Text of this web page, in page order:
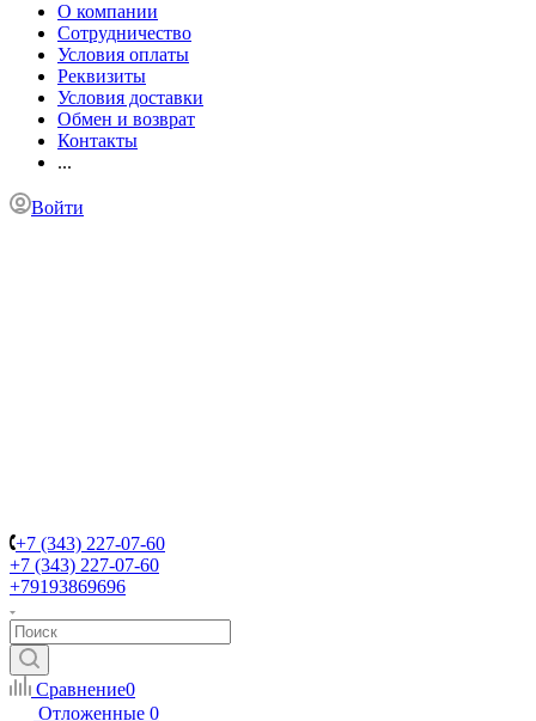
О компании
Сотрудничество
Условия оплаты
Реквизиты
Условия доставки
Обмен и возврат
Контакты
...
Войти
+7 (343) 227-07-60
+7 (343) 227-07-60
+79193869696
Сравнение0
Отложенные 0